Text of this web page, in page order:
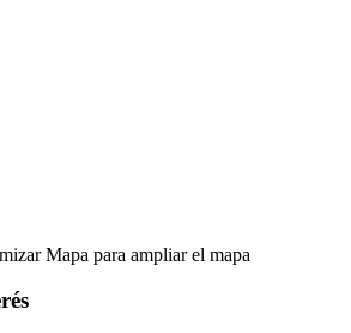
para ampliar el mapa